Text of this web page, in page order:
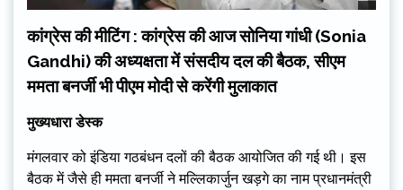
कांग्रेस की मीटिंग : कांग्रेस की आज सोनिया गांधी (Sonia
Gandhi) की अध्यक्षता में संसदीय दल की बैठक, सीएम
ममता बनर्जी भी पीएम मोदी से करेंगी मुलाकात
मुख्यधारा डेस्क
मंगलवार को इंडिया गठबंधन दलों की बैठक आयोजित की गई थी। इस
बैठक में जैसे ही ममता बनर्जी ने मल्लिकार्जुन खड़गे का नाम प्रधानमंत्री